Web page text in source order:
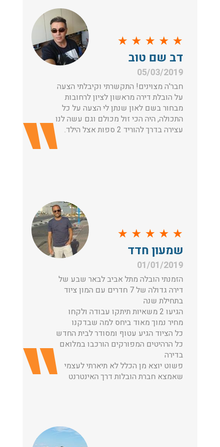
★
★
★
★
★
דב שם טוב
05/03/2019
חבר'ה מצוינים! התקשרתי וקיבלתי הצעה
על הובלת דירה מראשון לציון לרחובות
מבחור בשם לאון שנתן לי הצעה על כל
התכולה, היה הכי זול מכולם וגם עשה לנו
עצירה בדרך להוריד 2 ספות אצל הילד.
★
★
★
★
★
שמעון חדד
01/01/2019
הזמנתי הובלה מתל אביב לבאר שבע של
דירה גדולה של 7 חדרים עם המון ציוד
בתחילת שנה
הגיעו 2 משאיות תיתקו עבודה ולקחו
מחיר נמוך מאוד ביחס למה שבדקנו
כל הציוד הגיע עטוף ומסודר לבית החדש
כל הרהיטים המפורקים הורכבו במלואם
בדירה
פשוט יוצא מן הכלל לא תיארתי לעצמי
שאמצא חברת הובלות דרך האינטרנט